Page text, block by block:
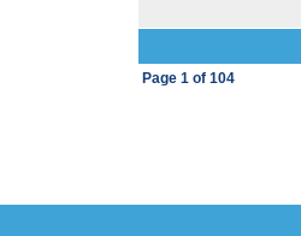
Page 1 of 104